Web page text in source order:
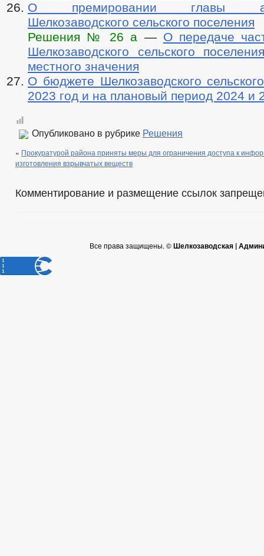
О премировании главы
Шелкозаводского сельского поселения
Решения № 26 а — О передаче
Шелкозаводского сельского
местного значения
О бюджете Шелкозаводского
2023 год и на плановый период 2024 и
Опубликовано в рубрике Решения
« Прокуратурой района приняты меры для ограничения доступа к
изготовления взрывчатых веществ
Комментирование и размещение ссылок
Все права защищены. ©Шелкозаводская |